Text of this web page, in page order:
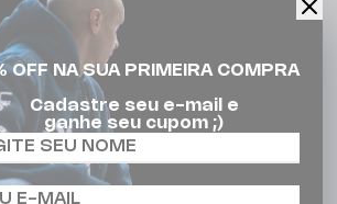
— é expressão de cultura, identidade
básica
entrega conforto e estilo no visual
em silk exclusivatraz uma mensagem
enquanto as
o DNA original da LRG.
meia malha 100% algodão
OFF NA SUA PRIMEIRA COMPRA
Cadastre seu e-mail e
ganhe seu cupom ;)